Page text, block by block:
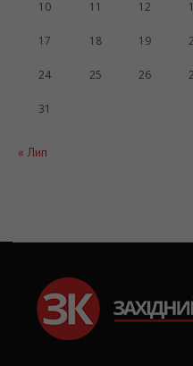
« Лип
10 11 12
17 18 19
24 25 26
31